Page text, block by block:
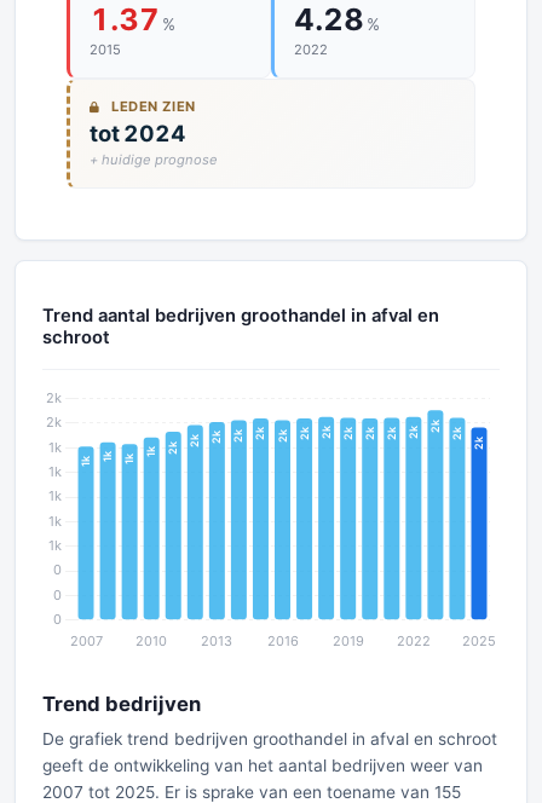
1.37 %
2015
4.28 %
2022
LEDEN ZIEN
tot 2024
+ huidige prognose
Trend aantal bedrijven groothandel in afval en
schroot
Trend bedrijven
De grafiek trend bedrijven groothandel in afval en schroot
geeft de ontwikkeling van het aantal bedrijven weer van
2007 tot 2025. Er is sprake van een toename van 155